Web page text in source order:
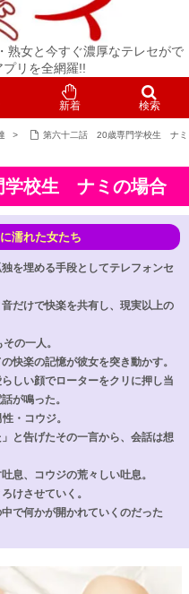
熟女と今すぐ濃厚なテレセがで
リを全網羅!!
新着 検索
>
第六十二話 20歳専門学校生 ナミ
校生 ナミの場合
を埋める手段としてテレフォンセ
だけで快楽を共有し、現実以上の
の一人。
快楽の記憶が彼女を突き動かす。
しい顔でローターをクリに押し当
が鳴った。
・コウジ。
と告げたその一言から、会話は想
息、コウジの荒々しい吐息。
けさせていく。
で何かが開かれていくのだった